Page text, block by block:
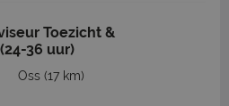
Toezicht &
36 uur)
Oss (17 km)